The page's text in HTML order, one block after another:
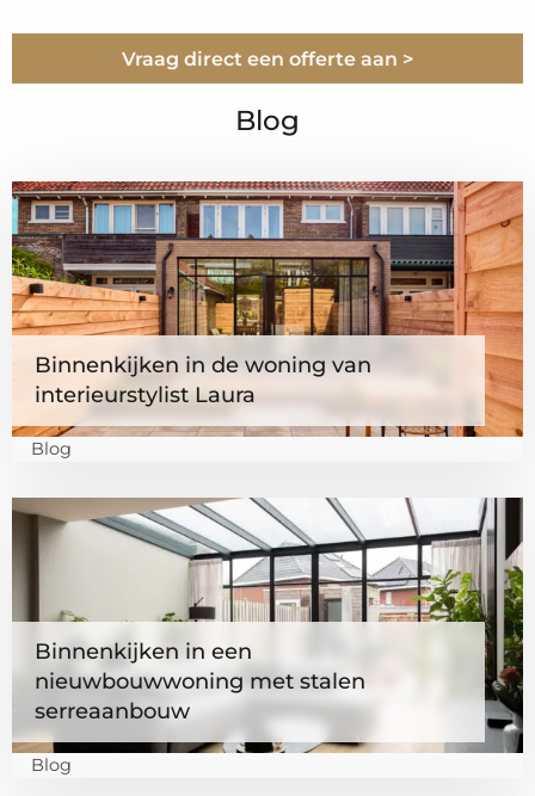
Vraag direct een offerte aan >
Blog
Blog
Binnenkijken in de woning van
interieurstylist Laura
Lees
meer
over
Binnenkijken
in
de
woning
van
interieurstylist
Laura
Blog
Binnenkijken in een
nieuwbouwwoning met stalen
serreaanbouw
Lees
meer
in
een
nieuwbouwwoning
met
stalen
serreaanbouw